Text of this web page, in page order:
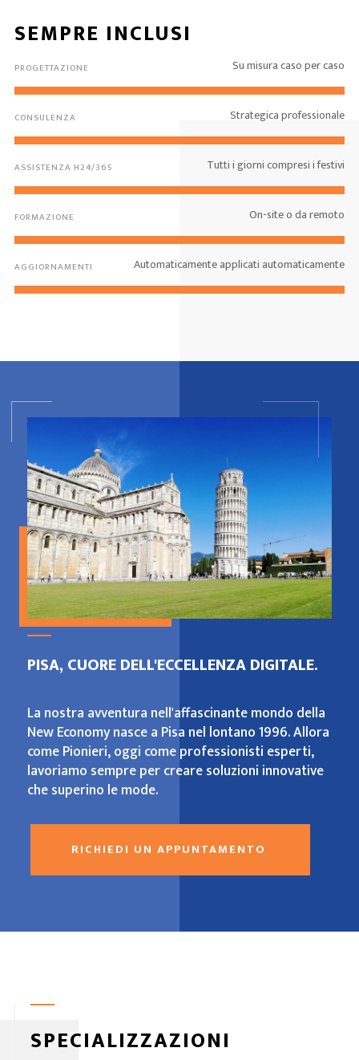
SEMPRE INCLUSI
PROGETTAZIONE Su misura caso per caso
CONSULENZA Strategica professionale
ASSISTENZA H24/365 Tutti i giorni compresi i festivi
FORMAZIONE On-site o da remoto
AGGIORNAMENTI Automaticamente applicati automaticamente
PISA, CUORE DELL'ECCELLENZA DIGITALE.
La nostra avventura nell'affascinante mondo della
New Economy nasce a Pisa nel lontano 1996. Allora
come Pionieri, oggi come professionisti esperti,
lavoriamo sempre per creare soluzioni innovative
che superino le mode.
RICHIEDI UN APPUNTAMENTO
SPECIALIZZAZIONI